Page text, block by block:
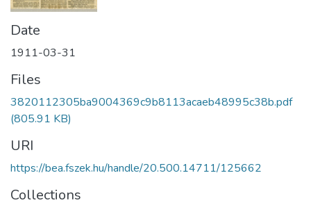
Date
1911-03-31
Files
3820112305ba9004369c9b8113acaeb48995c38b.pdf
(805.91 KB)
URI
https://bea.fszek.hu/handle/20.500.14711/125662
Collections